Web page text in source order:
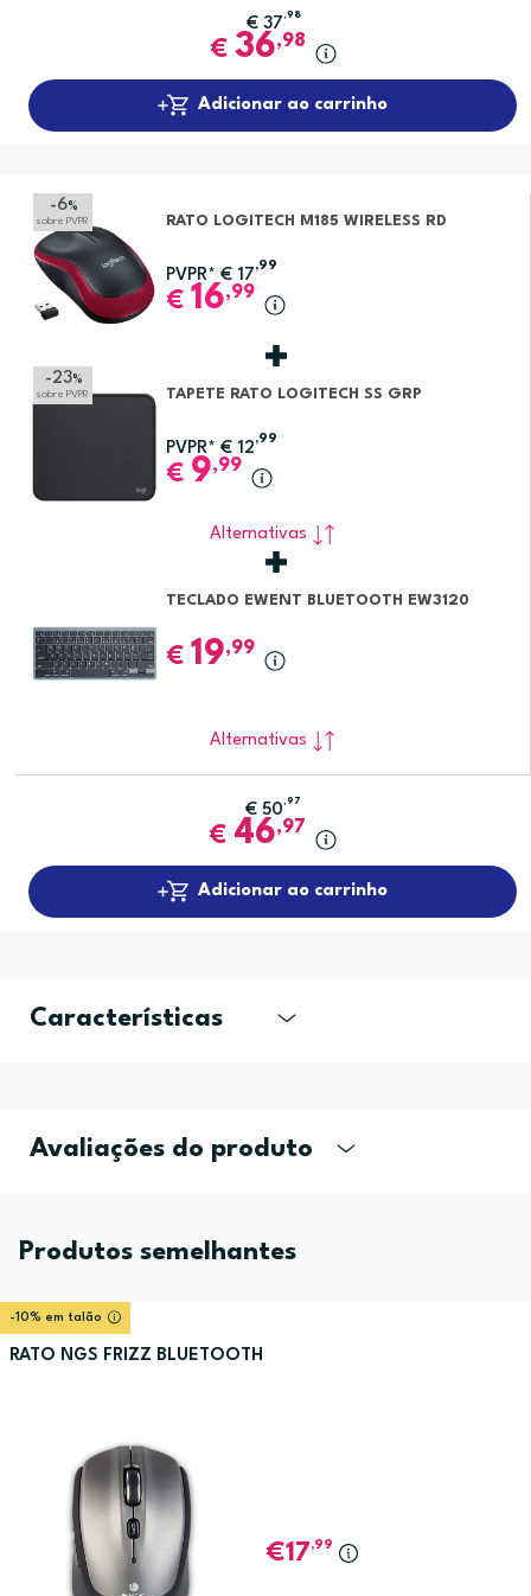
€ 37,98
€ 36,98
Adicionar ao carrinho
-6%
sobre PVPR RATO LOGITECH M185 WIRELESS RD
PVPR* € 17
,99
€ 16,99
-23%
sobre PVPR TAPETE RATO LOGITECH SS GRP
PVPR* € 12
,99
€ 9,99
Alternativas
TECLADO EWENT BLUETOOTH EW3120
€ 19,99
Alternativas
€ 50,97
€ 46,97
Adicionar ao carrinho
Características
Avaliações do produto
Produtos semelhantes
-10% em talão
RATO NGS FRIZZ BLUETOOTH
17,99